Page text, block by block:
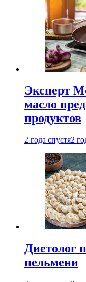
Эксперт
масло
продуктов
2 года спустя2
Диетолог
пельмени